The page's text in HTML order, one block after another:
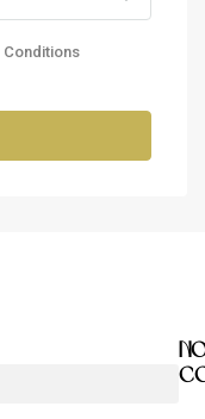
Conditions